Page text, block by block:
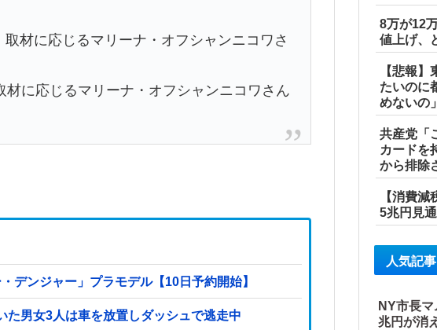
に応じるマリーナ・オフシャンニコワさん
デンジャー」プラモデル【10日予約開始】
男女3人は車を放置しダッシュで逃走中
8万が12
値上げ、
【悲報
たいのに
めないの」
共産党「
カードを
から排除
【消費
5兆円見
人気記
NY市長
兆円が消